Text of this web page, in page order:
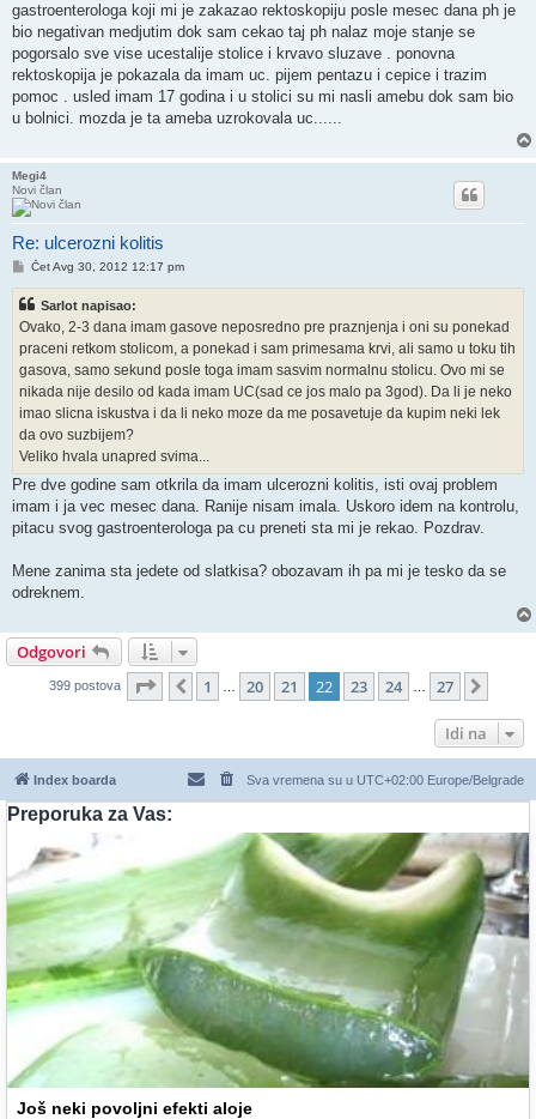
gastroenterologa koji mi je zakazao rektoskopiju posle mesec dana ph je
bio negativan medjutim dok sam cekao taj ph nalaz moje stanje se
pogorsalo sve vise ucestalije stolice i krvavo sluzave . ponovna
rektoskopija je pokazala da imam uc. pijem pentazu i cepice i trazim
pomoc . usled imam 17 godina i u stolici su mi nasli amebu dok sam bio
u bolnici. mozda je ta ameba uzrokovala uc......
Megi4
Novi član
Re: ulcerozni kolitis
Post
Čet Avg 30, 2012 12:17 pm
Sarlot napisao:
Ovako, 2-3 dana imam gasove neposredno pre praznjenja i oni su ponekad
praceni retkom stolicom, a ponekad i sam primesama krvi, ali samo u toku tih
gasova, samo sekund posle toga imam sasvim normalnu stolicu. Ovo mi se
nikada nije desilo od kada imam UC(sad ce jos malo pa 3god). Da li je neko
imao slicna iskustva i da li neko moze da me posavetuje da kupim neki lek
da ovo suzbijem?
Veliko hvala unapred svima...
Pre dve godine sam otkrila da imam ulcerozni kolitis, isti ovaj problem
imam i ja vec mesec dana. Ranije nisam imala. Uskoro idem na kontrolu,
pitacu svog gastroenterologa pa cu preneti sta mi je rekao. Pozdrav.
Mene zanima sta jedete od slatkisa? obozavam ih pa mi je tesko da se
odreknem.
Odgovori
399 postova Stranica 22 od 27
Prethodni
1 20 21 22 23 24 27
Idi na
Index boarda Sva vremena su u UTC+02:00 Europe/Belgrade
Preporuka za Vas:
Još neki povoljni efekti aloje